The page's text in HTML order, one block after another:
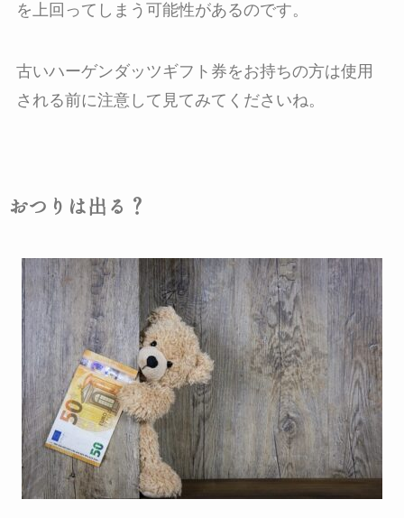
を上回ってしまう可能性があるのです。
古いハーゲンダッツギフト券をお持ちの方は使用
される前に注意して見てみてくださいね。
おつりは出る？